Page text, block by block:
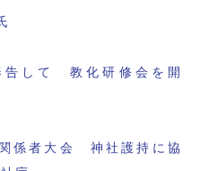
告して 教化研修会を開
係者大会 神社護持に協